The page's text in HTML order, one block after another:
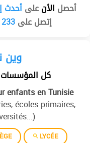
أحصل الأنعلىأحدث
إتصل على
🤔
كل المؤسسات
enfants en Tunisie
écoles primaires,
LYCÉE